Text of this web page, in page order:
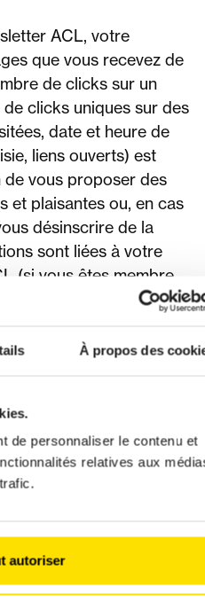
À propos des
de personnaliser le contenu et
relatives aux
autoriser
ACL, votre
que vous recevez de
de clicks sur un
clicks uniques sur des
date et heure de
liens ouverts) est
de vous proposer des
et plaisantes ou, en cas
désinscrire de la
sont liées à votre
(si vous êtes membre
pour retravailler
proposer des
de produits et/ou des
l’ACL Group, vos
à cette occasion
finalités spécifiques
conditions
auprès de l’ACL